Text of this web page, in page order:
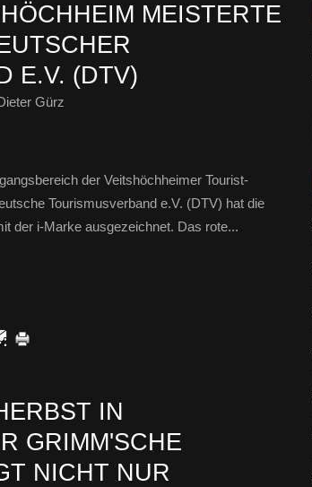
MEISTERTE
E.V. (DTV)
Gürz
der Veitshöchheimer Tourist-
Tourismusverband e.V. (DTV) hat die
der i-Marke ausgezeichnet. Das rote...
IN
GRIMM'SCHE
NICHT NUR